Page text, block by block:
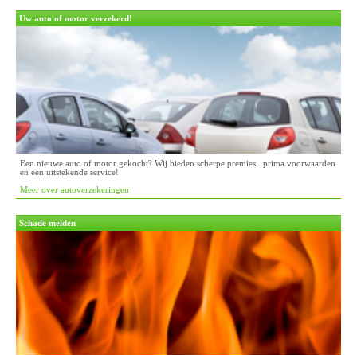
Uw auto of motor verzekerd!
Een nieuwe auto of motor gekocht? Wij bieden scherpe premies, prima voorwaarden
en een uitstekende service!
Meer over autoverzekeringen
Schade melden